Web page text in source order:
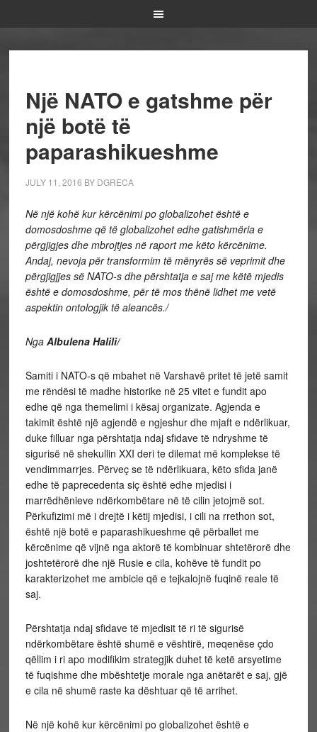
Një NATO e gatshme për
një botë të
paparashikueshme
JULY 11, 2016 BY DGRECA
Në një kohë kur kërcënimi po globalizohet është e
domosdoshme që të globalizohet edhe gatishmëria e
përgjigjes dhe mbrojtjes në raport me këto kërcënime.
Andaj, nevoja për transformim të mënyrës së veprimit dhe
përgjigjjes së NATO-s dhe përshtatja e saj me këtë mjedis
është e domosdoshme, për të mos thënë lidhet me vetë
aspektin ontologjik të aleancës./
Nga Albulena Halili/
Samiti i NATO-s që mbahet në Varshavë pritet të jetë samit
me rëndësi të madhe historike në 25 vitet e fundit apo
edhe që nga themelimi i kësaj organizate. Agjenda e
takimit është një agjendë e ngjeshur dhe mjaft e ndërlikuar,
duke filluar nga përshtatja ndaj sfidave të ndryshme të
sigurisë në shekullin XXI deri te dilemat më komplekse të
vendimmarrjes. Përveç se të ndërlikuara, këto sfida janë
edhe të paprecedenta siç është edhe mjedisi i
marrëdhënieve ndërkombëtare në të cilin jetojmë sot.
Përkufizimi më i drejtë i këtij mjedisi, i cili na rrethon sot,
është një botë e paparashikueshme që përballet me
kërcënime që vijnë nga aktorë të kombinuar shtetërorë dhe
joshtetërorë dhe një Rusie e cila, kohëve të fundit po
karakterizohet me ambicie që e tejkalojnë fuqinë reale të
saj.
Përshtatja ndaj sfidave të mjedisit të ri të sigurisë
ndërkombëtare është shumë e vështirë, meqenëse çdo
qëllim i ri apo modifikim strategjik duhet të ketë arsyetime
të fuqishme dhe mbështetje morale nga anëtarët e saj, gjë
e cila në shumë raste ka dështuar që të arrihet.
Në një kohë kur kërcënimi po globalizohet është e